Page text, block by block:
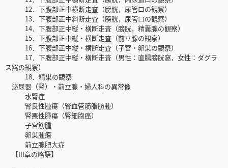
12．下腹部正中横断走査（膀胱，尿管口の観察）
13．下腹部正中斜断走査（膀胱，尿管口の観察）
14．下腹部正中縦・横断走査（膀胱，精囊腺の観察）
15．下腹部正中縦・横断走査（前立腺の観察）
16．下腹部正中縦・横断走査（子宮・卵巣の観察）
17．下腹部正中縦・横断走査（男性：直腸膀胱窩，女性：ダグラ
ス窩の観察）
18．精巣の観察
泌尿器（腎）・前立腺・婦人科の異常像
水腎症
腎良性腫瘍（腎血管筋脂肪腫）
腎悪性腫瘍（腎細胞癌）
子宮筋腫
卵巣腫瘍
前立腺肥大症
【III章の略語】